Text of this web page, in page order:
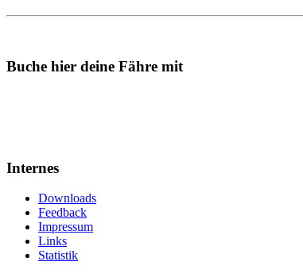
Buche hier deine Fähre mit
Internes
Downloads
Feedback
Impressum
Links
Statistik